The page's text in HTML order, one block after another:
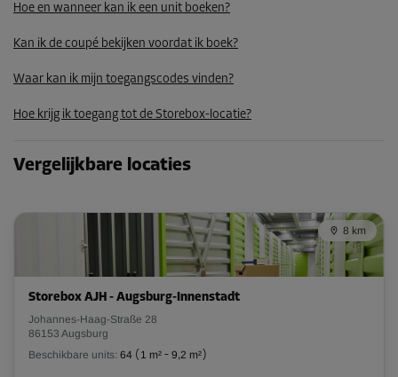
L:3,3m B:2,1m H:3,1m
-10%
Vanaf
215,99 EUR/maand
Inhoud: 3,6 m³
2,8m
-10%
Vanaf
58,00 EUR/maand
Hoe en wanneer kan ik een unit boeken?
Kan ik de coupé bekijken voordat ik boek?
Waar kan ik mijn toegangscodes vinden?
Hoe krijg ik toegang tot de Storebox-locatie?
Vergelijkbare locaties
8 km
Storebox AJH - Augsburg-Innenstadt
Johannes-Haag-Straße 28
86153 Augsburg
Beschikbare units: 64 ( 1 m² - 9,2 m²)